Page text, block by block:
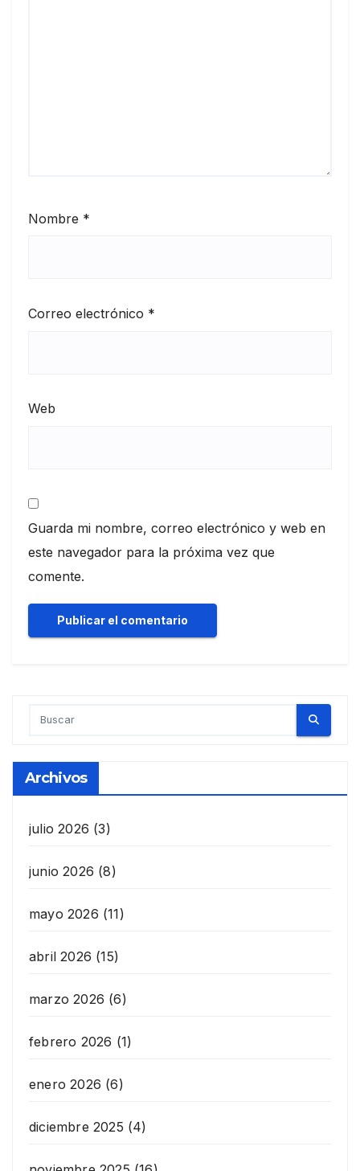
Nombre *
Correo electrónico *
Web
Guarda mi nombre, correo electrónico y web en
este navegador para la próxima vez que
comente.
Archivos
julio 2026 (3)
junio 2026 (8)
mayo 2026 (11)
abril 2026 (15)
marzo 2026 (6)
febrero 2026 (1)
enero 2026 (6)
diciembre 2025 (4)